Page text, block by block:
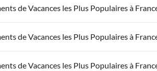
de Vacances à Côte d'Azur
de Vacances à France
de Vacances à Côte atlantique
de Vacances à Côte d'Azur
de Vacances les Plus Populaires à
de Vacances à France
de Vacances à Côte atlantique
de Vacances les Plus Populaires à
de Vacances à France
de Vacances les Plus Populaires à